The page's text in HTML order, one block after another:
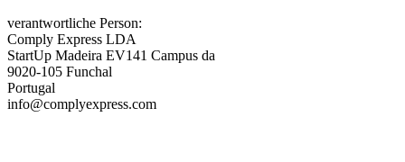
verantwortliche Person:
Comply Express LDA
StartUp Madeira EV141 Campus da
9020-105 Funchal
Portugal
info@complyexpress.com